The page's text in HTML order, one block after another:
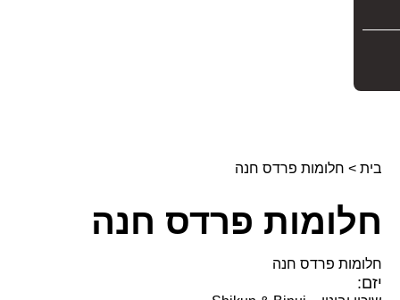
בית > חלומות פרדס חנה
חלומות פרדס חנה
חלומות פרדס חנה
יזם: